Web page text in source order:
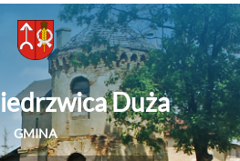
Duża
GMINA